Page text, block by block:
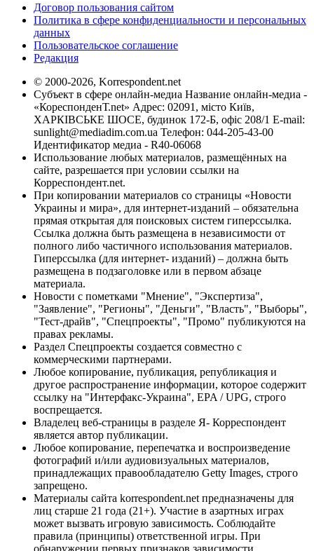
Договор пользования сайтом
Политика в сфере конфиденциальности и персональных
данных
Пользовательское соглашение
Редакция
© 2000-2026, Korrespondent.net
Субъект в сфере онлайн-медиа Название онлайн-медиа -
«КореспонденТ.net» Адрес: 02091, місто Київ,
ХАРКІВСЬКЕ ШОСЕ, будинок 172-Б, офіс 208/1 E-mail:
sunlight@mediadim.com.ua Телефон: 044-205-43-00
Идентификатор медиа - R40-06068
Использование любых материалов, размещённых на
сайте, разрешается при условии ссылки на
Корреспондент.net.
При копировании материалов со страницы «Новости
Украины и мира», для интернет-изданий – обязательна
прямая открытая для поисковых систем гиперссылка.
Ссылка должна быть размещена в независимости от
полного либо частичного использования материалов.
Гиперссылка (для интернет- изданий) – должна быть
размещена в подзаголовке или в первом абзаце
материала.
Новости с пометками "Мнение", "Экспертиза",
"Заявление", "Регионы", "Деньги", "Власть", "Выборы",
"Тест-драйв", "Спецпроекты", "Промо" публикуются на
правах рекламы.
Раздел Спецпроекты создается совместно с
коммерческими партнерами.
Любое копирование, публикация, републикация и
другое распространение информации, которое содержит
ссылку на "Интерфакс-Украина", EPA / UPG, строго
воспрещается.
Владелец веб-страницы в разделе Я- Корреспондент
является автор публикации.
Любое копирование, перепечатка и воспроизведение
фотографий и/или аудиовизуальных материалов,
принадлежащих правообладателю Getty Images, строго
запрещено.
Материалы сайта korrespondent.net предназначены для
лиц старше 21 года (21+). Участие в азартных играх
может вызвать игровую зависимость. Соблюдайте
правила (принципы) ответственной игры. При
обнаружении первых признаков зависимости